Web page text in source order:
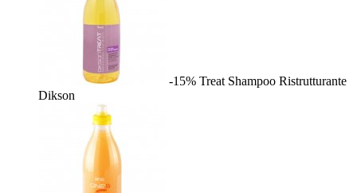
-15% Treat Shampoo Ristrutturante
Dikson